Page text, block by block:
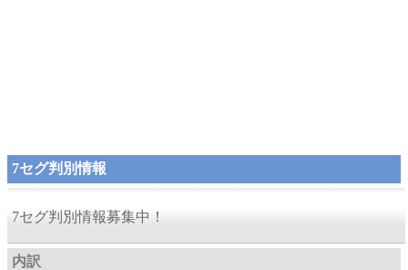
7セグ判別情報
7セグ判別情報募集中！
内訳